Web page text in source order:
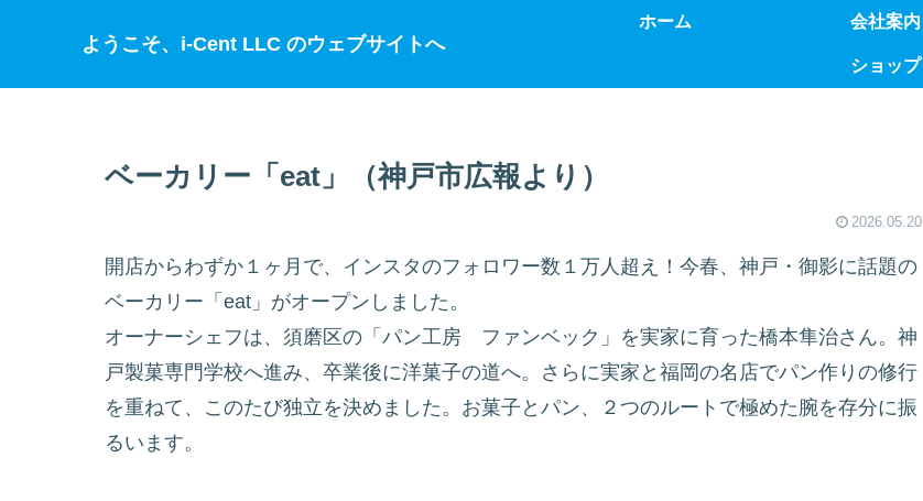
ようこそ、i-Cent LLC のウェブサイトへ
ホーム 会社案内
ショップ
ベーカリー「eat」（神戸市広報より）
2026.05.20
開店からわずか１ヶ月で、インスタのフォロワー数１万人超え！今春、神戸・御影に話題の
ベーカリー「eat」がオープンしました。
オーナーシェフは、須磨区の「パン工房 ファンベック」を実家に育った橋本隼治さん。神
戸製菓専門学校へ進み、卒業後に洋菓子の道へ。さらに実家と福岡の名店でパン作りの修行
を重ねて、このたび独立を決めました。お菓子とパン、２つのルートで極めた腕を存分に振
るいます。